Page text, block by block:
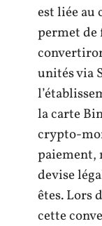
est liée au
permet de
unités via
la carte
crypto-
paiement,
devise
êtes. Lors
cette